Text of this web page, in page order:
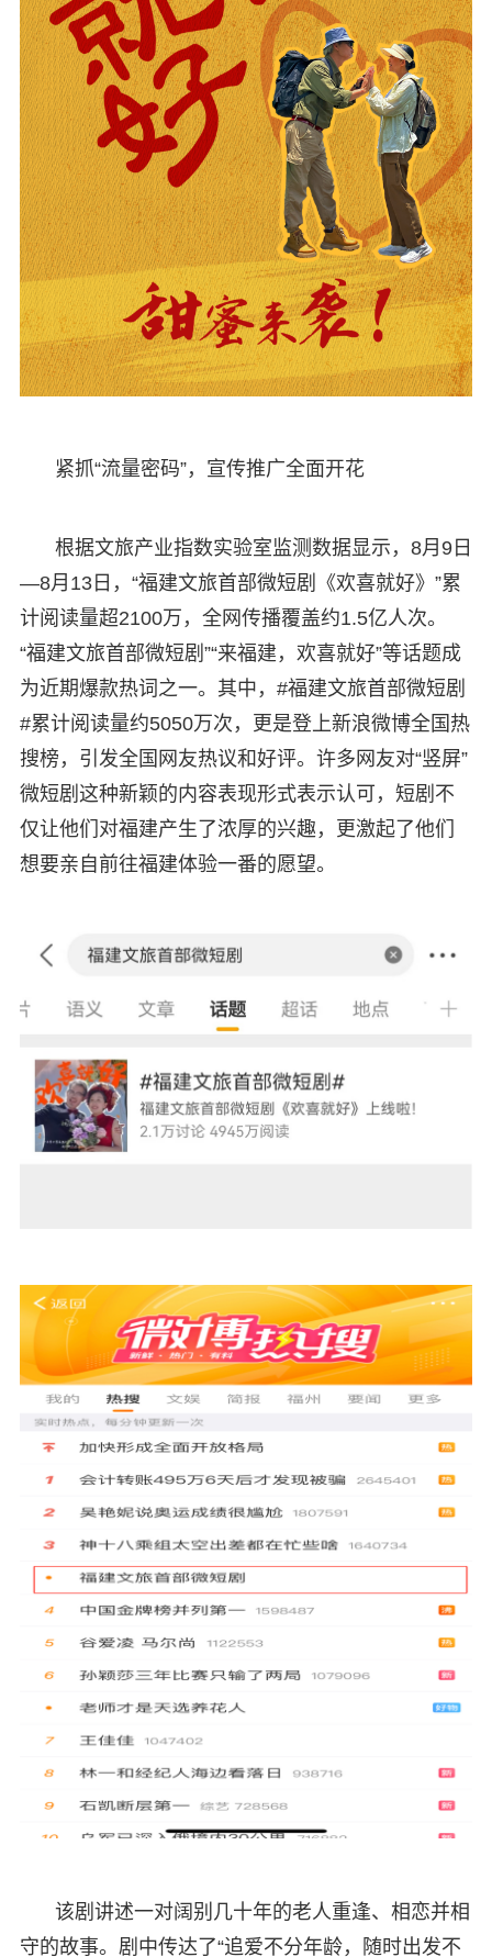
紧抓“流量密码”，宣传推广全面开花
根据文旅产业指数实验室监测数据显示，8月9日
—8月13日，“福建文旅首部微短剧《欢喜就好》”累
计阅读量超2100万，全网传播覆盖约1.5亿人次。
“福建文旅首部微短剧”“来福建，欢喜就好”等话题成
为近期爆款热词之一。其中，#福建文旅首部微短剧
#累计阅读量约5050万次，更是登上新浪微博全国热
搜榜，引发全国网友热议和好评。许多网友对“竖屏”
微短剧这种新颖的内容表现形式表示认可，短剧不
仅让他们对福建产生了浓厚的兴趣，更激起了他们
想要亲自前往福建体验一番的愿望。
该剧讲述一对阔别几十年的老人重逢、相恋并相
守的故事。剧中传达了“追爱不分年龄，随时出发不